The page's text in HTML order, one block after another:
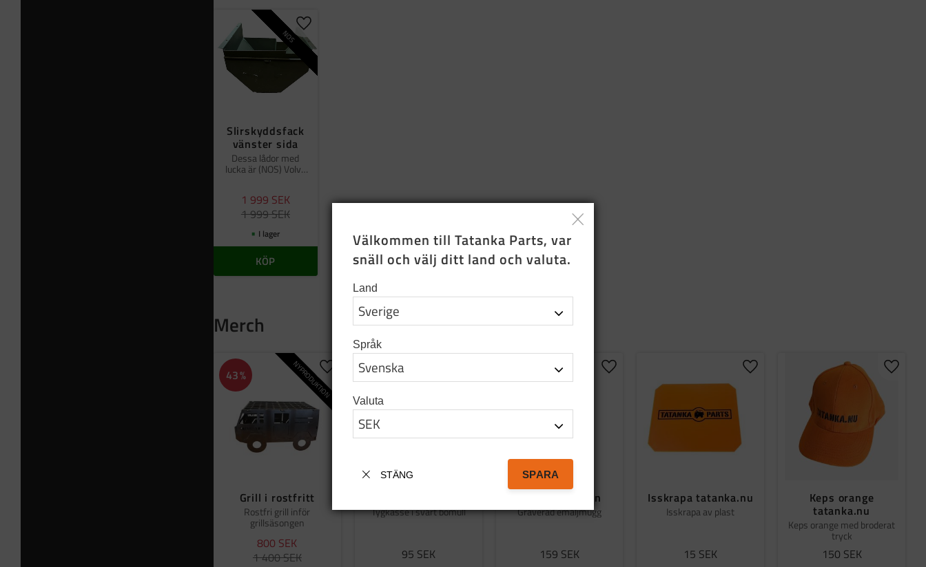
Slirskyddsfack
vänster sida
Dessa lådor med
lucka är (NOS) Volvo
1 999 SEK
1 999SEK
NOS Lägg till i favoriter
I lager
KÖP
Merch
Grill i rostfritt
Rostfri grill inför
grillsäsongen
800 SEK
1 400SEK
43% NYPRODUKTIONLägg till i favoriter
Tygkasse i svart bomull
95 SEK
Emaljmugg grön
Graverad emaljmugg
159 SEK
Lägg till i favoriter
Isskrapa tatanka.nu
Isskrapa av plast
15 SEK
Lägg till i favoriter
Keps orange
tatanka.nu
Keps orange med broderat
tryck
150 SEK
Lägg
Välkommen till Tatanka Parts, var
snäll och välj ditt land och valuta.
Land
Språk
Valuta
STÄNG SPARA